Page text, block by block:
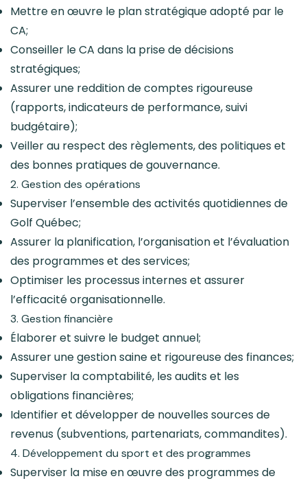
Mettre en œuvre le plan stratégique adopté par le
CA;
Conseiller le CA dans la prise de décisions
stratégiques;
Assurer une reddition de comptes rigoureuse
(rapports, indicateurs de performance, suivi
budgétaire);
Veiller au respect des règlements, des politiques et
des bonnes pratiques de gouvernance.
2. Gestion des opérations
Superviser l’ensemble des activités quotidiennes de
Golf Québec;
Assurer la planification, l’organisation et l’évaluation
des programmes et des services;
Optimiser les processus internes et assurer
l’efficacité organisationnelle.
3. Gestion financière
Élaborer et suivre le budget annuel;
Assurer une gestion saine et rigoureuse des finances;
Superviser la comptabilité, les audits et les
obligations financières;
Identifier et développer de nouvelles sources de
revenus (subventions, partenariats, commandites).
4. Développement du sport et des programmes
Superviser la mise en œuvre des programmes de